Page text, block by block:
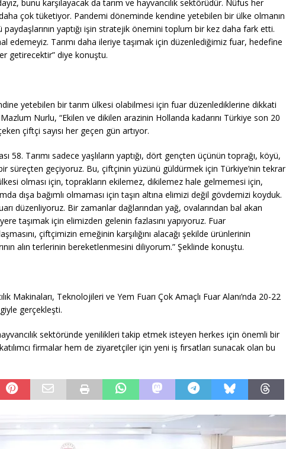
bunu karşılayacak da tarım ve hayvancılık sektörüdür. Nüfus her
çok tüketiyor. Pandemi döneminde kendine yetebilen bir ülke olmanın
yaptığı işin stratejik önemini toplum bir kez daha fark etti.
edemeyiz. Tarımı daha ileriye taşımak için düzenlediğimiz fuar, hedefine
getirecektir” diye konuştu.
yetebilen bir tarım ülkesi olabilmesi için fuar düzenlediklerine dikkati
Nurlu, “Ekilen ve dikilen arazinin Hollanda kadarını Türkiye son 20
çiftçi sayısı her geçen gün artıyor.
58. Tarımı sadece yaşlıların yaptığı, dört gençten üçünün toprağı, köyü,
süreçten geçiyoruz. Bu, çiftçinin yüzünü güldürmek için Türkiye’nin tekrar
olması için, toprakların ekilemez, dikilemez hale gelmemesi için,
dışa bağımlı olmaması için taşın altına elimizi değil gövdemizi koyduk.
düzenliyoruz. Bir zamanlar dağlarından yağ, ovalarından bal akan
taşımak için elimizden gelenin fazlasını yapıyoruz. Fuar
çiftçimizin emeğinin karşılığını alacağı şekilde ürünlerinin
alın terlerinin bereketlenmesini diliyorum.” Şeklinde konuştu.
Makinaları, Teknolojileri ve Yem Fuarı Çok Amaçlı Fuar Alanı’nda 20-22
gerçekleşti.
sektöründe yenilikleri takip etmek isteyen herkes için önemli bir
firmalar hem de ziyaretçiler için yeni iş fırsatları sunacak olan bu